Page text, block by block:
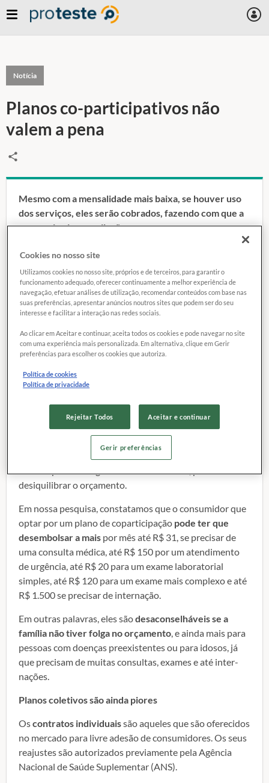
Notícia
Planos co-participativos não
valem a pena
Mesmo com a mensalidade mais baixa, se houver uso
dos serviços, eles serão cobrados, fazendo com que a
economia vire uma ilusão.
26 março 2013
Vários planos estão ampliando suas carteiras de clientes.
Entre eles, cresce a adesão aos planos de coparticipação,
em que a pessoa assume uma mensalidade mais baixa
e,caso precise usar algum procedimento, pagará uma
Porém, para que esses planos sejam mais vantajosos que
os tradicionais ou integrais, nos quais a mensalidade é
deles. E, se precisar, a mensalidade pode ser
desiquilibrar o orçamento.
Em nossa pesquisa, constatamos que o consumidor que
optar por um plano de co­participação pode ter que
desembolsar a mais por mês até R$ 31, se precisar de
uma consulta médica, até R$ 150 por um atendi­mento
de urgência, até R$ 20 para um exame laboratorial
simples, até R$ 120 para um exa­me mais complexo e até
R$ 1.500 se precisar de internação.
Em outras palavras, eles sãodesaconselháveisse a
família não tiver folga noorçamento, e ainda mais para
pessoas com doenças preexistentes ou para idosos, já
que preci­sam de muitas consultas, exames e até inter­
nações.
Planos coletivos são ainda piores
Oscontratos individuaissão aqueles que são oferecidos
no mercado para livre adesão de consumidores. Os seus
reajustes são autorizados previamente pela Agência
Nacional de Saúde Suplementar (ANS).
Cookies no nosso site
Utilizamos cookies no nosso site, próprios e de terceiros, para garantir o
funcionamento adequado, oferecer continuamente a melhor experiência de
navegação, efetuar análises de utilização, recomendar conteúdos com base nas
suas preferências, apresentar anúncios noutros sites que podem ser do seu
interesse e facilitar a interação nas redes sociais.
Ao clicar em Aceitar e continuar, aceita todos os cookies e pode navegar no site
com uma experiência mais personalizada. Em alternativa, clique em Gerir
preferências para escolher os cookies que autoriza.
Política de cookies
Política de privacidade
Rejeitar Todos Aceitar e continuar
Gerir preferências